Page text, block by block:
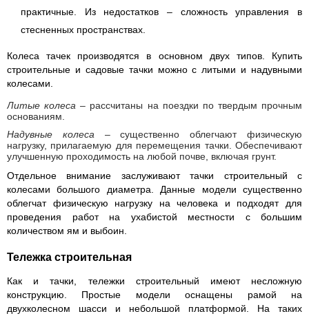
практичные. Из недостатков – сложность управления в
стесненных пространствах.
Колеса тачек производятся в основном двух типов. Купить
строительные и садовые тачки можно с литыми и надувными
колесами.
Литые колеса – рассчитаны на поездки по твердым прочным
основаниям.
Надувные колеса – существенно облегчают физическую
нагрузку, прилагаемую для перемещения тачки. Обеспечивают
улучшенную проходимость на любой почве, включая грунт.
Отдельное внимание заслуживают тачки строительный с
колесами большого диаметра. Данные модели существенно
облегчат физическую нагрузку на человека и подходят для
проведения работ на ухабистой местности с большим
количеством ям и выбоин.
Тележка строительная
Как и тачки, тележки строительный имеют несложную
конструкцию. Простые модели оснащены рамой на
двухколесном шасси и небольшой платформой. На таких